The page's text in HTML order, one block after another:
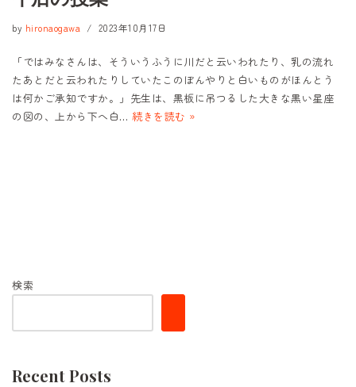
by hironaogawa 2023年10月17日
「ではみなさんは、そういうふうに川だと云いわれたり、乳の流れ
たあとだと云われたりしていたこのぼんやりと白いものがほんとう
は何かご承知ですか。」先生は、黒板に吊つるした大きな黒い星座
の図の、上から下へ白… 続きを読む »
検索
Recent Posts